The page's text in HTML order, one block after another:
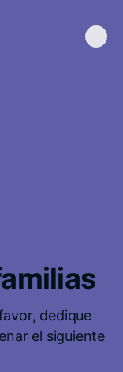
dedique
el siguiente